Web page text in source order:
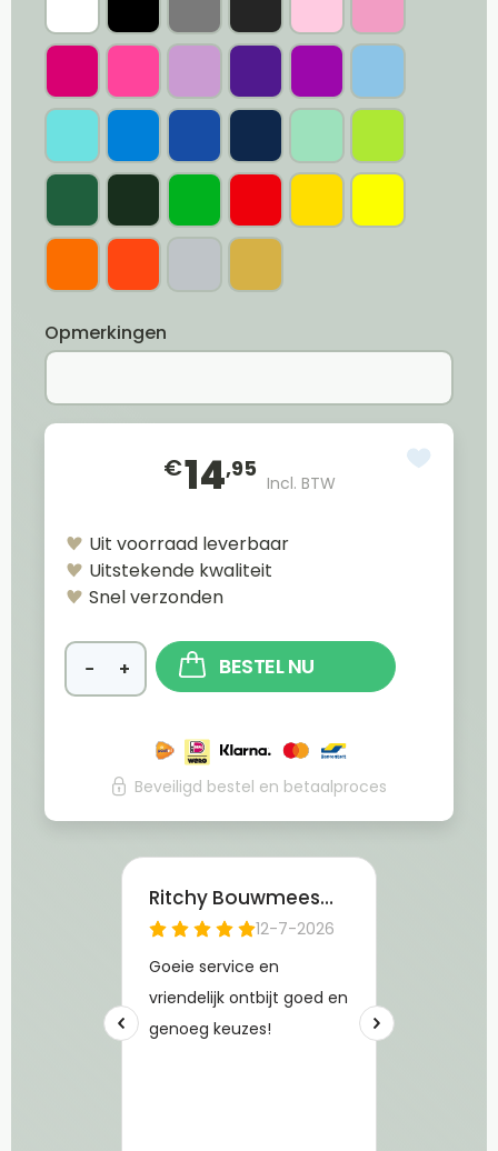
Opmerkingen
€14,95
Incl. BTW
Uit voorraad leverbaar
Uitstekende kwaliteit
Snel verzonden
− + BESTEL NU
Beveiligd bestel en betaalproces